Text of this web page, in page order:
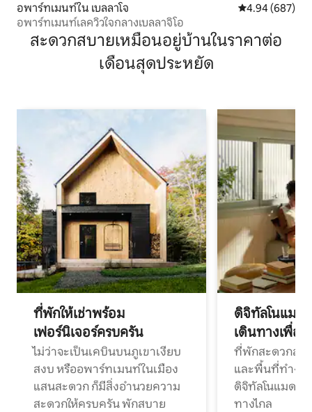
อพาร์ทเมนท์ใน เบลลาโจ คะแนนเฉลี่ย
4.94 (687)
อพาร์ทเมนท์เลควิวใจกลางเบลลาจิโอ
สะดวกสบายเหมือนอยู่บ้านในราคาต่อ
เดือนสุดประหยัด
ที่พักให้เช่าพร้อม
เฟอร์นิเจอร์ครบครัน
ไม่ว่าจะเป็นเคบินบนภูเขาเงียบ
สงบ หรืออพาร์ทเมนท์ในเมือง
แสนสะดวก ก็มีสิ่งอำนวยความ
สะดวกให้ครบครัน พักสบาย
ดิจิทัลโนแมด
เดินทางเพื่อ
ที่พักสะดวกสบ
และพื้นที่ทำงา
ดิจิทัลโนแมดแ
ทางไกล